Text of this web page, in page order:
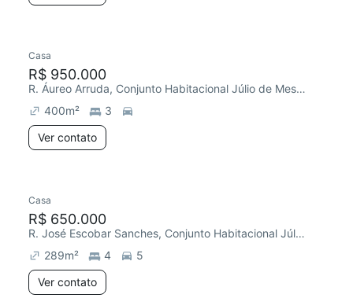
Casa
R$ 950.000
R. Áureo Arruda, Conjunto Habitacional Júlio de Mesquita Filho
400m²
3
Ver contato
Chegou há 2 dias
Casa
R$ 650.000
R. José Escobar Sanches, Conjunto Habitacional Júlio de Mesquita Filho
289m² 4
5
Ver contato